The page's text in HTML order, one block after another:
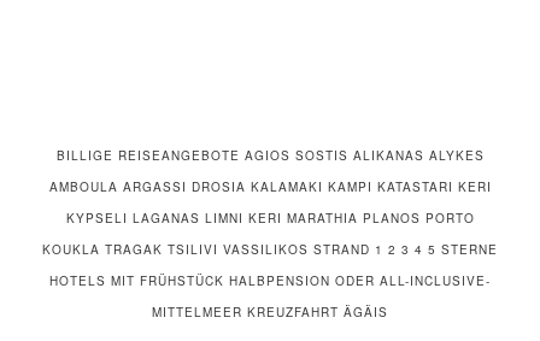
BILLIGE REISEANGEBOTE AGIOS SOSTIS ALIKANAS ALYKES
AMBOULA ARGASSI DROSIA KALAMAKI KAMPI KATASTARI KERI
KYPSELI LAGANAS LIMNI KERI MARATHIA PLANOS PORTO
KOUKLA TRAGAK TSILIVI VASSILIKOS STRAND 1 2 3 4 5 STERNE
HOTELS MIT FRÜHSTÜCK HALBPENSION ODER ALL-INCLUSIVE-
MITTELMEER KREUZFAHRT ÄGÄIS